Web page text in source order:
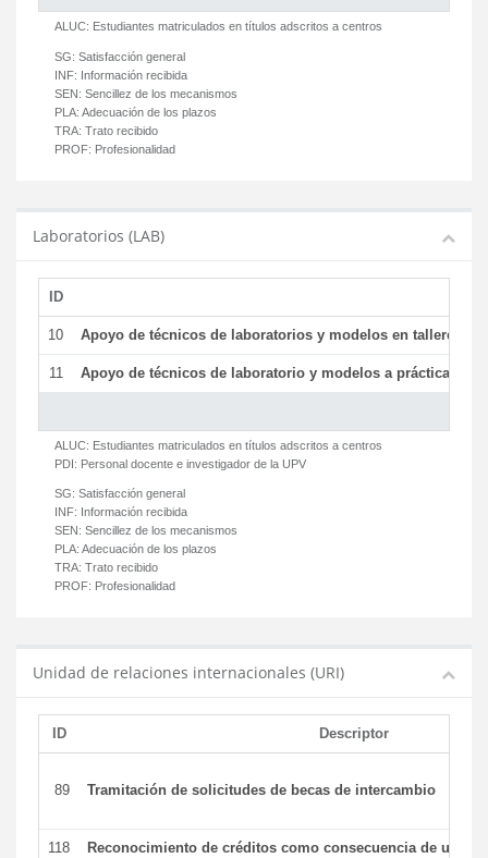
ALUC: Estudiantes matriculados en títulos adscritos a centros
SG: Satisfacción general
INF: Información recibida
SEN: Sencillez de los mecanismos
PLA: Adecuación de los plazos
TRA: Trato recibido
PROF: Profesionalidad
Laboratorios (LAB)
ID
10 Apoyo de técnicos de laboratorios y modelos en talleres/
11 Apoyo de técnicos de laboratorio y modelos a prácticas y
ALUC: Estudiantes matriculados en títulos adscritos a centros
PDI: Personal docente e investigador de la UPV
SG: Satisfacción general
INF: Información recibida
SEN: Sencillez de los mecanismos
PLA: Adecuación de los plazos
TRA: Trato recibido
PROF: Profesionalidad
Unidad de relaciones internacionales (URI)
ID Descriptor
89 Tramitación de solicitudes de becas de intercambio
118 Reconocimiento de créditos como consecuencia de un